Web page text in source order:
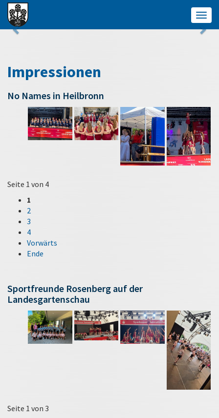
Impressionen
No Names in Heilbronn
Seite 1 von 4
1
2
3
4
Vorwärts
Ende
Sportfreunde Rosenberg auf der
Landesgartenschau
Seite 1 von 3